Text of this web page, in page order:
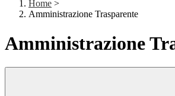
Home >
Amministrazione Trasparente
Amministrazione